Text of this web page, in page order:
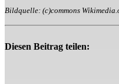
Bildquelle: (c)commons
Diesen Beitrag teilen: